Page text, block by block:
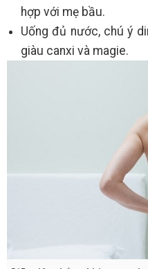
hợp với mẹ bầu.
Uống đủ nước, chú ý
giàu canxi và magie.